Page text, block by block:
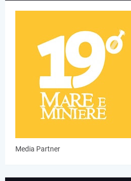
Media Partner